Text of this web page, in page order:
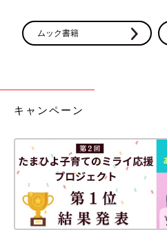
したんだとか。この方が行った店
うです。サイズは約13～16cmと
付けのテンショ
納方法をインス
す。
今回はセリアのベビー・キッズ雑
優れた優秀アイテムばかりで、マ
すね！セリアではほかにも便利グ
なので、ぜひお店でチェックして
(文：mayu)
ムック書籍
キャンペーン